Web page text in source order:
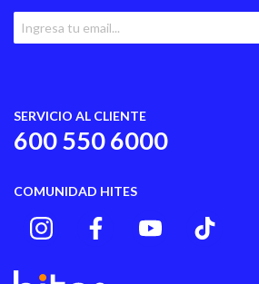
SERVICIO AL CLIENTE
600 550 6000
COMUNIDAD HITES